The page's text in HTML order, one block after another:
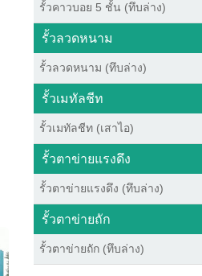
รั้วคาวบอย 5 ชั้น (ทึบล่าง)
รั้วลวดหนาม
รั้วลวดหนาม (ทึบล่าง)
รั้วเมทัลชีท
รั้วเมทัลชีท (เสาไอ)
รั้วตาข่ายแรงดึง
รั้วตาข่ายแรงดึง (ทึบล่าง)
รั้วตาข่ายถัก
รั้วตาข่ายถัก (ทึบล่าง)